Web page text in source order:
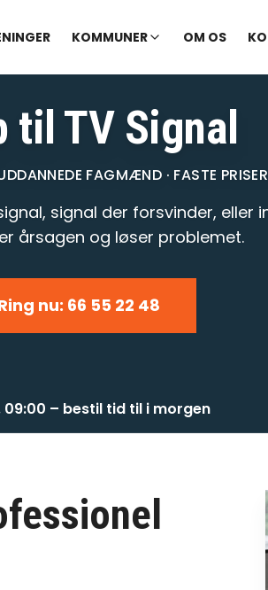
KOMMUNER OM OS
TV Signal
FAGMÆND · FASTE PRISER
signal der forsvinder, eller
årsagen og løser problemet.
nu: 66 55 22 48
09:00 – bestil tid til i morgen